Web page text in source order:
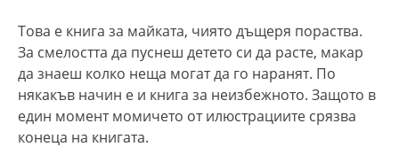
Това е книга за майката, чиято дъщеря пораства.
За смелостта да пуснеш детето си да расте, макар
да знаеш колко неща могат да го наранят. По
някакъв начин е и книга за неизбежното. Защото в
един момент момичето от илюстрациите срязва
конеца на книгата.